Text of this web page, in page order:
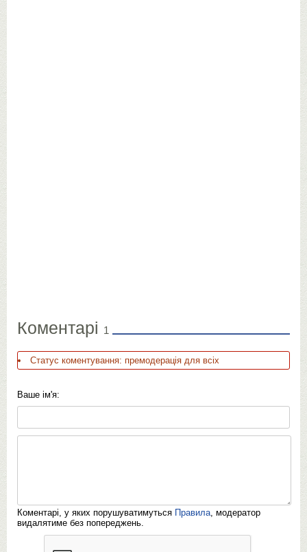
Коментарі 1
Статус коментування: премодерація для всіх
Ваше ім'я:
Коментарі, у яких порушуватимуться Правила, модератор
видалятиме без попереджень.